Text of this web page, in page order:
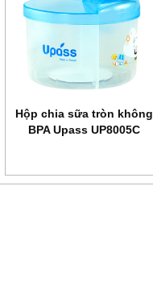
Hộp chia sữa tròn không
BPA Upass UP8005C